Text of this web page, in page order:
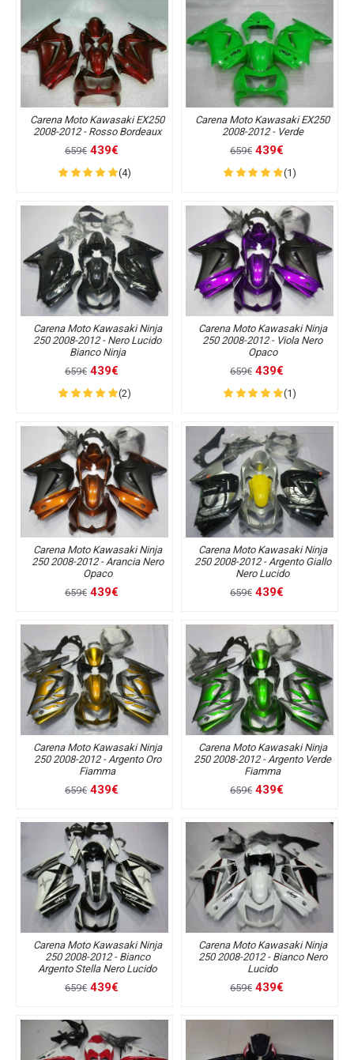
Carena Moto Kawasaki EX250
2008-2012 - Rosso Bordeaux
659€ 439€
(4)
Carena Moto Kawasaki EX250
2008-2012 - Verde
659€ 439€
(1)
Carena Moto Kawasaki Ninja
250 2008-2012 - Nero Lucido
Bianco Ninja
659€ 439€
(2)
Carena Moto Kawasaki Ninja
250 2008-2012 - Viola Nero
Opaco
659€ 439€
(1)
Carena Moto Kawasaki Ninja
250 2008-2012 - Arancia Nero
Opaco
659€ 439€
Carena Moto Kawasaki Ninja
250 2008-2012 - Argento Giallo
Nero Lucido
659€ 439€
Carena Moto Kawasaki Ninja
250 2008-2012 - Argento Oro
Fiamma
659€ 439€
Carena Moto Kawasaki Ninja
250 2008-2012 - Argento Verde
Fiamma
659€ 439€
Carena Moto Kawasaki Ninja
250 2008-2012 - Bianco
Argento Stella Nero Lucido
659€ 439€
Carena Moto Kawasaki Ninja
250 2008-2012 - Bianco Nero
Lucido
659€ 439€